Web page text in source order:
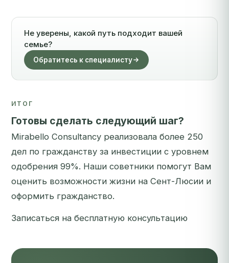
Не уверены, какой путь подходит вашей
семье?
Обратитесь к специалисту
ИТОГ
Готовы сделать следующий шаг?
Mirabello Consultancy реализовала более 250
дел по гражданству за инвестиции с уровнем
одобрения 99%. Наши советники помогут Вам
оценить возможности жизни на Сент-Люсии и
оформить гражданство.
Записаться на бесплатную консультацию